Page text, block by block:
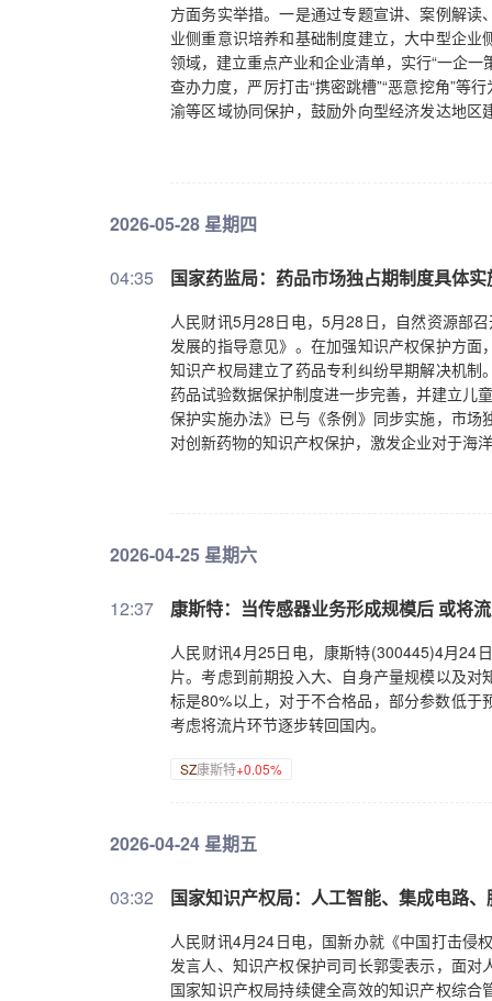
方面务实举措。一是通过专题宣讲、案例解
业侧重意识培养和基础制度建立，大中型企
领域，建立重点产业和企业清单，实行“一企
查办力度，严厉打击“携密跳槽”“恶意挖角”等
渝等区域协同保护，鼓励外向型经济发达地
2026-05-28 星期四
04:35 国家药监局：药品市场独占期制度具体
人民财讯5月28日电，5月28日，自然资源部
发展的指导意见》。在加强知识产权保护方
知识产权局建立了药品专利纠纷早期解决机
药品试验数据保护制度进一步完善，并建立儿
保护实施办法》已与《条例》同步实施，市
对创新药物的知识产权保护，激发企业对于海
2026-04-25 星期六
12:37 康斯特：当传感器业务形成规模后 或将
人民财讯4月25日电，康斯特(300445)4月24
片。考虑到前期投入大、自身产量规模以及
标是80%以上，对于不合格品，部分参数低
考虑将流片环节逐步转回国内。
SZ康斯特+0.05%
2026-04-24 星期五
03:32 国家知识产权局：人工智能、集成电路
人民财讯4月24日电，国新办就《中国打击侵
发言人、知识产权保护司司长郭雯表示，面
国家知识产权局持续健全高效的知识产权综